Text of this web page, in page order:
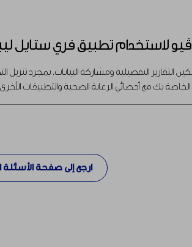
ڤيو لاستخدام تطبيق فري ستايل
التقارير التفصيلية ومشاركة البيانات. بمجرد
بك مع أخصائي الرعاية الصحية والتطبيقات
ارجع إلى صفحة الأسئلة